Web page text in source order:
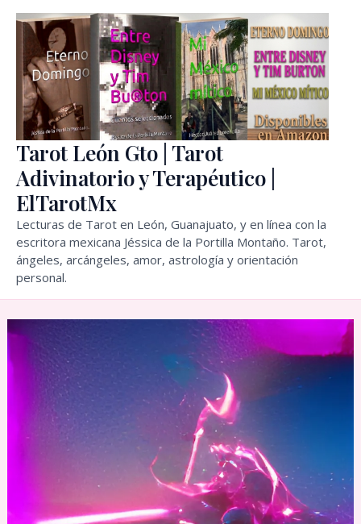
contenido
Tarot León Gto | Tarot
Adivinatorio y Terapéutico |
ElTarotMx
Lecturas de Tarot en León, Guanajuato, y en línea con la
escritora mexicana Jéssica de la Portilla Montaño. Tarot,
ángeles, arcángeles, amor, astrología y orientación
personal.